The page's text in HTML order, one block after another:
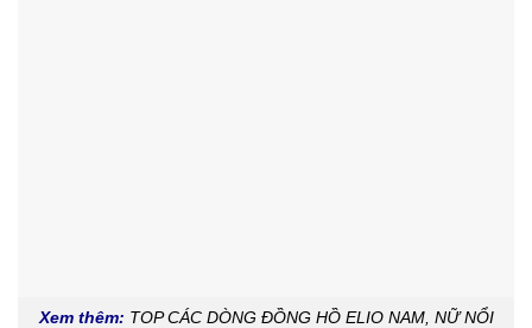
Xem thêm: TOP CÁC DÒNG ĐỒNG HỒ ELIO NAM, NỮ NỔI